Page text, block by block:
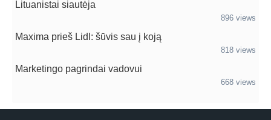
Lituanistai siautėja
896 views
Maxima prieš Lidl: šūvis sau į koją
818 views
Marketingo pagrindai vadovui
668 views